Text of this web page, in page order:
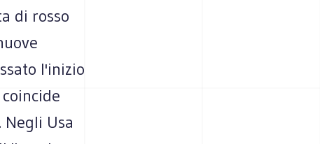
di rosso
l'inizio
Usa